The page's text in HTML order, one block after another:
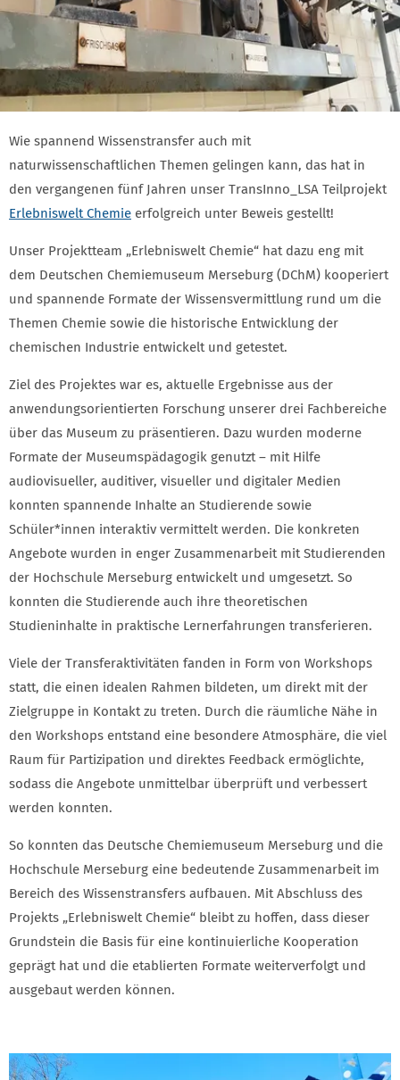
Wie spannend Wissenstransfer auch mit
naturwissenschaftlichen Themen gelingen kann, das hat in
den vergangenen fünf Jahren unser TransInno_LSA Teilprojekt
Erlebniswelt Chemie erfolgreich unter Beweis gestellt!
Unser Projektteam „Erlebniswelt Chemie“ hat dazu eng mit
dem Deutschen Chemiemuseum Merseburg (DChM) kooperiert
und spannende Formate der Wissensvermittlung rund um die
Themen Chemie sowie die historische Entwicklung der
chemischen Industrie entwickelt und getestet.
Ziel des Projektes war es, aktuelle Ergebnisse aus der
anwendungsorientierten Forschung unserer drei Fachbereiche
über das Museum zu präsentieren. Dazu wurden moderne
Formate der Museumspädagogik genutzt – mit Hilfe
audiovisueller, auditiver, visueller und digitaler Medien
konnten spannende Inhalte an Studierende sowie
Schüler*innen interaktiv vermittelt werden. Die konkreten
Angebote wurden in enger Zusammenarbeit mit Studierenden
der Hochschule Merseburg entwickelt und umgesetzt. So
konnten die Studierende auch ihre theoretischen
Studieninhalte in praktische Lernerfahrungen transferieren.
Viele der Transferaktivitäten fanden in Form von Workshops
statt, die einen idealen Rahmen bildeten, um direkt mit der
Zielgruppe in Kontakt zu treten. Durch die räumliche Nähe in
den Workshops entstand eine besondere Atmosphäre, die viel
Raum für Partizipation und direktes Feedback ermöglichte,
sodass die Angebote unmittelbar überprüft und verbessert
werden konnten.
So konnten das Deutsche Chemiemuseum Merseburg und die
Hochschule Merseburg eine bedeutende Zusammenarbeit im
Bereich des Wissenstransfers aufbauen. Mit Abschluss des
Projekts „Erlebniswelt Chemie“ bleibt zu hoffen, dass dieser
Grundstein die Basis für eine kontinuierliche Kooperation
geprägt hat und die etablierten Formate weiterverfolgt und
ausgebaut werden können.